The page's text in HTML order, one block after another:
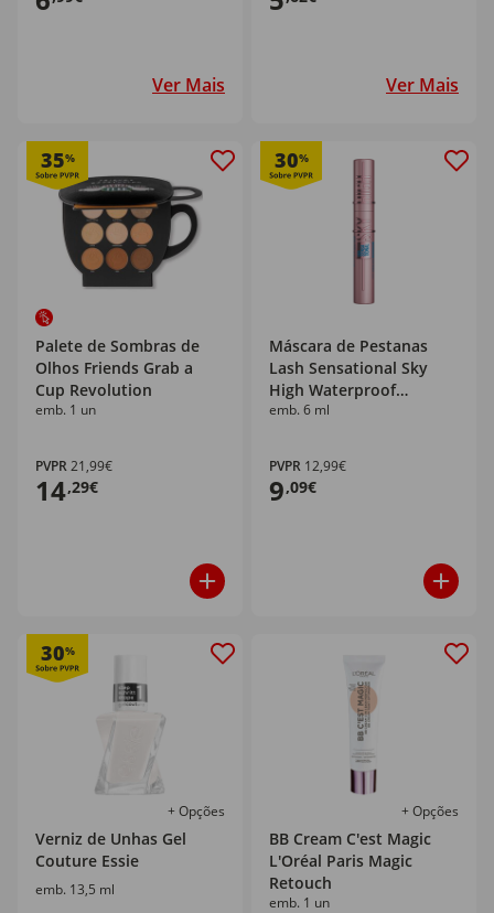
Ver Mais Ver Mais
35%
Palete de Sombras de
Olhos Friends Grab a
Cup Revolution
emb. 1 un
PVPR21,99€
14,29€
30%
Máscara de Pestanas
Lash Sensational Sky
High Waterproof
Maybelline New York
emb. 6 ml
PVPR 12,99€
9,09€
30%
+ Opções
Verniz de Unhas Gel
Couture Essie
emb. 13,5 ml
+ Opções
BB Cream C'est Magic
L'Oréal Paris Magic
Retouch
emb. 1 un